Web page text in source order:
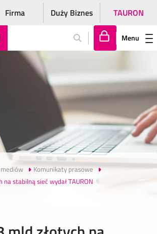
Firma Duży Biznes TAURON
lo
gu
j
si
ę
Menu
Komunikaty prasowe
na stabilną sieć wydał TAURON